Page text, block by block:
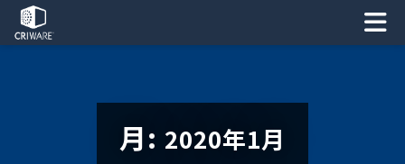
月: 2020年1月